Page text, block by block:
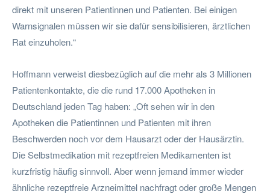
direkt mit unseren Patientinnen und Patienten. Bei einigen
Warnsignalen müssen wir sie dafür sensibilisieren, ärztlichen
Rat einzuholen.“
Hoffmann verweist diesbezüglich auf die mehr als 3 Millionen
Patientenkontakte, die die rund 17.000 Apotheken in
Deutschland jeden Tag haben: „Oft sehen wir in den
Apotheken die Patientinnen und Patienten mit ihren
Beschwerden noch vor dem Hausarzt oder der Hausärztin.
Die Selbstmedikation mit rezeptfreien Medikamenten ist
kurzfristig häufig sinnvoll. Aber wenn jemand immer wieder
ähnliche rezeptfreie Arzneimittel nachfragt oder große Mengen